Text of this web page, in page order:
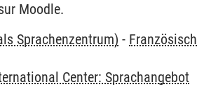
Moodle.
Sprachenzentrum) - Französisch
Center: Sprachangebot